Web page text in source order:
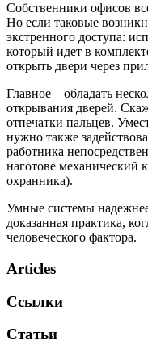
Собственники офисов
Но если таковые
экстренного доступа:
который идет в
открыть двери через
Главное – обладать
открывания дверей.
отпечатки пальцев.
нужно также
работника
наготове механический
охранника).
Умные системы
доказанная практика,
человеческого фактора.
Articles
Ссылки
Статьи